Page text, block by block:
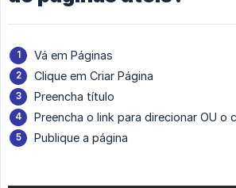
Vá em Páginas
Clique em Criar Página
Preencha título
Preencha o link para direcionar OU o
Publique a página